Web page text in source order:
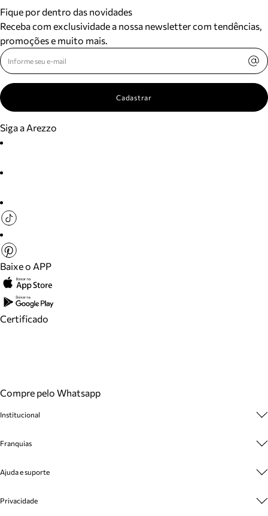
Fique por dentro das novidades
Receba com exclusividade a nossa newsletter com tendências,
promoções e muito mais.
Cadastrar
Siga a Arezzo
Baixe o APP
Certificado
Compre pelo Whatsapp
Institucional
Cashback
Venda Corporativa
Mapa do Site
Franquias
Plano de Negócio
Ajuda e suporte
Cadastro
Privacidade